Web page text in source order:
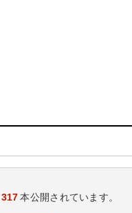
317 本公開されています。